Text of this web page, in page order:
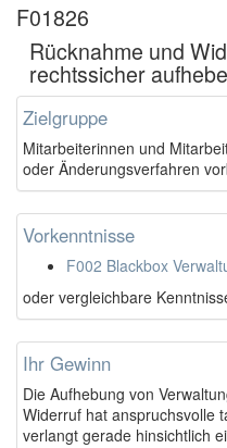
F01826
Rücknahme und
rechtssicher
Zielgruppe
Mitarbeiterinnen und
oder Änderungsverfahren
Vorkenntnisse
F002 Blackbox
oder vergleichbare
Ihr Gewinn
Die Aufhebung von
Widerruf hat anspruchsvolle
verlangt gerade hinsichtlich